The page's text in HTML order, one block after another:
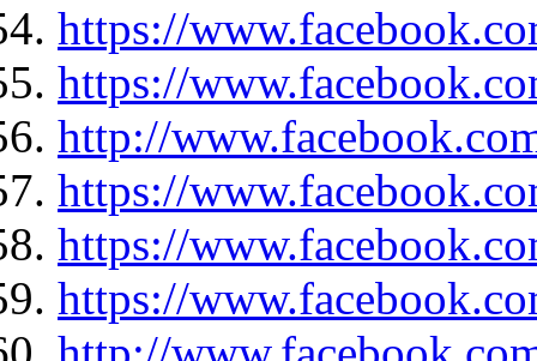
https://
https://
http://
https://
https://
https://